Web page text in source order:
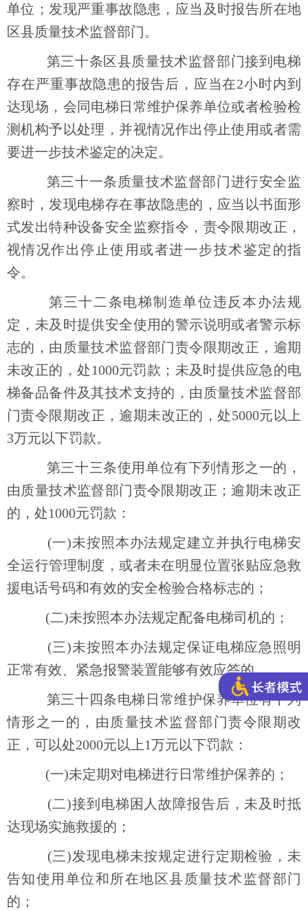
单位；发现严重事故隐患，应当及时报告所在地
区县质量技术监督部门。
第三十条区县质量技术监督部门接到电梯
存在严重事故隐患的报告后，应当在2小时内到
达现场，会同电梯日常维护保养单位或者检验检
测机构予以处理，并视情况作出停止使用或者需
要进一步技术鉴定的决定。
第三十一条质量技术监督部门进行安全监
察时，发现电梯存在事故隐患的，应当以书面形
式发出特种设备安全监察指令，责令限期改正，
视情况作出停止使用或者进一步技术鉴定的指
令。
第三十二条电梯制造单位违反本办法规
定，未及时提供安全使用的警示说明或者警示标
志的，由质量技术监督部门责令限期改正，逾期
未改正的，处1000元罚款；未及时提供应急的电
梯备品备件及其技术支持的，由质量技术监督部
门责令限期改正，逾期未改正的，处5000元以上
3万元以下罚款。
第三十三条使用单位有下列情形之一的，
由质量技术监督部门责令限期改正；逾期未改正
的，处1000元罚款：
(一)未按照本办法规定建立并执行电梯安
全运行管理制度，或者未在明显位置张贴应急救
援电话号码和有效的安全检验合格标志的；
(二)未按照本办法规定配备电梯司机的；
(三)未按照本办法规定保证电梯应急照明
正常有效、紧急报警装置能够有效应答的。
第三十四条电梯日常维护保养单位有下列
情形之一的，由质量技术监督部门责令限期改
正，可以处2000元以上1万元以下罚款：
(一)未定期对电梯进行日常维护保养的；
(二)接到电梯困人故障报告后，未及时抵
达现场实施救援的；
(三)发现电梯未按规定进行定期检验，未
告知使用单位和所在地区县质量技术监督部门
的；